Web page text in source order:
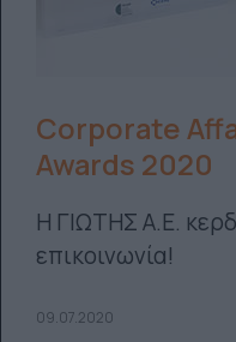
Corporate
Awards 2020
Η ΓΙΩΤΗΣ Α.Ε.
επικοινωνία!
09.07.2020